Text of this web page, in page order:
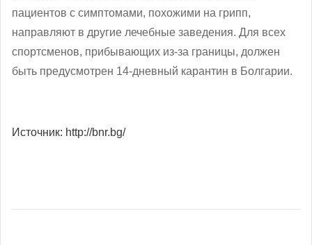
пациентов с симптомами, похожими на грипп,
направляют в другие лечебные заведения. Для всех
спортсменов, прибывающих из-за границы, должен
быть предусмотрен 14-дневный карантин в Болгарии.
Источник: http://bnr.bg/